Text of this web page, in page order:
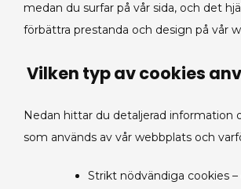
medan du surfar på vår sida, och det
förbättra prestanda och design på vår
Vilken typ av cookies
Nedan hittar du detaljerad information
som används av vår webbplats och
Strikt nödvändiga cookies –